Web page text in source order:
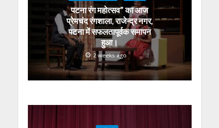
पटना रंग महोत्सव” का आज
प्रेमचंद रंगशाला, राजेन्द्र नगर,
पटना में सफलतापूर्वक समापन
हुआ।
2 weeks ago